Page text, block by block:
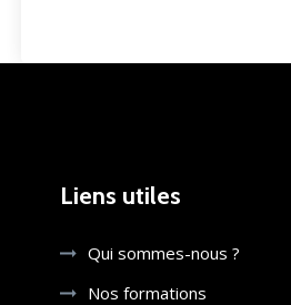
Liens utiles
Qui sommes-nous ?
Nos formations